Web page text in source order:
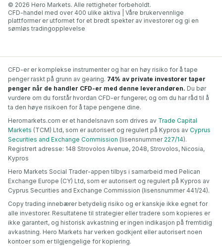
© 2026 Hero Markets. Alle rettigheter forbeholdt.
CFD-handel med over 400 ulike aktiva | Våre brukervennlige
plattformer er utformet for et bredt spekter av investorer og gi en
sømløs tradingopplevelse
CFD-er er komplekse instrumenter og har en høy risiko for å tape
penger raskt på grunn av gearing. 74% av private investorer taper
penger når de handler CFD-er med denne leverandøren. Du bør
vurdere om du forstår hvordan CFD-er fungerer, og om du har råd til å
ta den høye risikoen for å tape pengene dine.
Heromarkets.com er et handelsnavn som drives av Trade Capital
Markets (TCM) Ltd, som er autorisert og regulert på Kypros av Cyprus
Securities and Exchange Commission (lisensnummer 227/14).
Registrert adresse: 148 Strovolos Avenue, 2048, Strovolos, Nicosia,
Kypros
Hero Markets Social Trader-appen tilbys i samarbeid med Pelican
Exchange Europe (CY) Ltd, som er autorisert og regulert på Kypros av
Cyprus Securities and Exchange Commission (lisensnummer 441/24).
Copy trading innebærer betydelig risiko og er kanskje ikke egnet for
alle investorer. Resultatene til strategier eller tradere som kopieres er
ikke garantert, og historisk avkastning er ingen indikasjon på fremtidig
avkastning. Hero Markets har verken godkjent eller autorisert noen
kontoer som er tilgjengelige for kopiering.